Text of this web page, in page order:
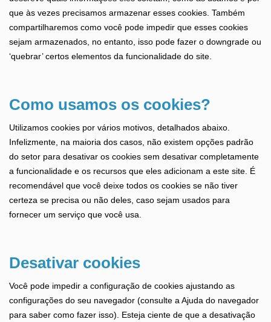
que às vezes precisamos armazenar esses cookies. Também
compartilharemos como você pode impedir que esses cookies
sejam armazenados, no entanto, isso pode fazer o downgrade ou
‘quebrar’ certos elementos da funcionalidade do site.
Como usamos os cookies?
Utilizamos cookies por vários motivos, detalhados abaixo.
Infelizmente, na maioria dos casos, não existem opções padrão
do setor para desativar os cookies sem desativar completamente
a funcionalidade e os recursos que eles adicionam a este site. É
recomendável que você deixe todos os cookies se não tiver
certeza se precisa ou não deles, caso sejam usados ​​para
fornecer um serviço que você usa.
Desativar cookies
Você pode impedir a configuração de cookies ajustando as
configurações do seu navegador (consulte a Ajuda do navegador
para saber como fazer isso). Esteja ciente de que a desativação